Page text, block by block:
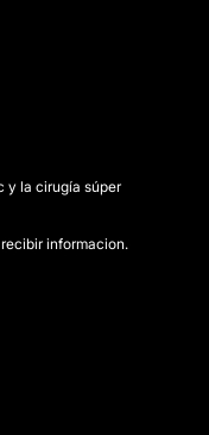
y la cirugía súper
informacion.